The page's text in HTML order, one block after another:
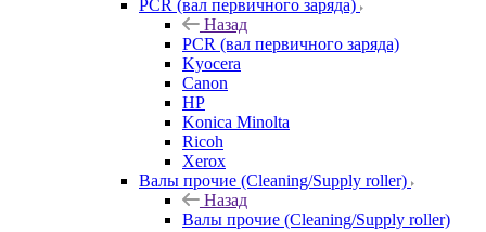
PCR (вал первичного заряда)
Назад
PCR (вал первичного заряда)
Kyocera
Canon
HP
Konica Minolta
Ricoh
Xerox
Валы прочие (Cleaning/Supply roller)
Назад
Валы прочие (Cleaning/Supply roller)